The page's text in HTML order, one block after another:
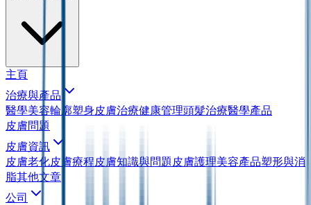
主頁
治療與產品
醫學美容輪廓塑身皮膚治療健康管理頭髮治療醫學產品
皮膚問題
皮膚資訊
皮膚老化皮膚療程皮膚知識與問題皮膚護理美容產品塑形與消
脂其他文章
公司